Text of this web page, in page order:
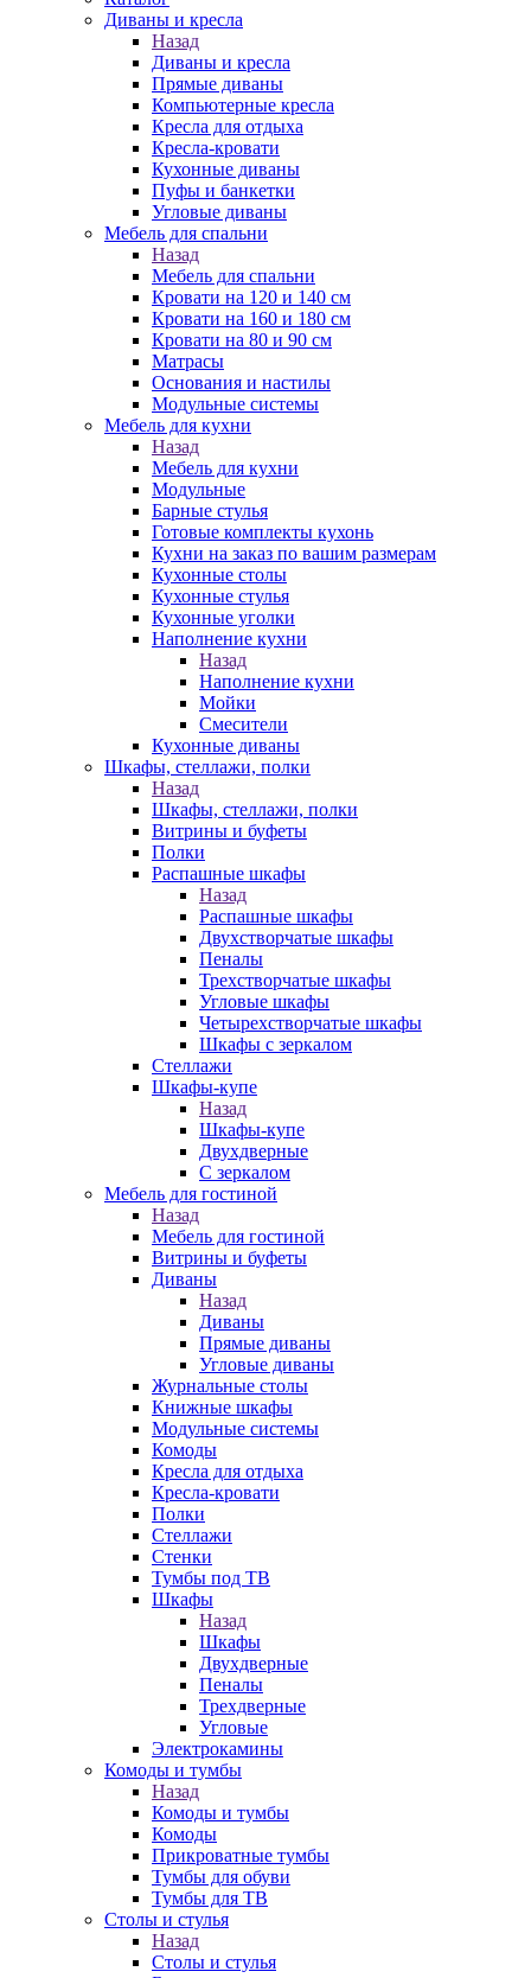
Диваны и кресла
Назад
Диваны и кресла
Прямые диваны
Компьютерные кресла
Кресла для отдыха
Кресла-кровати
Кухонные диваны
Пуфы и банкетки
Угловые диваны
Мебель для спальни
Назад
Мебель для спальни
Кровати на 120 и 140 см
Кровати на 160 и 180 см
Кровати на 80 и 90 см
Матрасы
Основания и настилы
Модульные системы
Мебель для кухни
Назад
Мебель для кухни
Модульные
Барные стулья
Готовые комплекты кухонь
Кухни на заказ по вашим размерам
Кухонные столы
Кухонные стулья
Кухонные уголки
Наполнение кухни
Назад
Наполнение кухни
Мойки
Смесители
Кухонные диваны
Шкафы, стеллажи, полки
Назад
Шкафы, стеллажи, полки
Витрины и буфеты
Полки
Распашные шкафы
Назад
Распашные шкафы
Двухстворчатые шкафы
Пеналы
Трехстворчатые шкафы
Угловые шкафы
Четырехстворчатые шкафы
Шкафы с зеркалом
Стеллажи
Шкафы-купе
Назад
Шкафы-купе
Двухдверные
С зеркалом
Мебель для гостиной
Назад
Мебель для гостиной
Витрины и буфеты
Диваны
Назад
Диваны
Прямые диваны
Угловые диваны
Журнальные столы
Книжные шкафы
Модульные системы
Комоды
Кресла для отдыха
Кресла-кровати
Полки
Стеллажи
Стенки
Тумбы под ТВ
Шкафы
Назад
Шкафы
Двухдверные
Пеналы
Трехдверные
Угловые
Электрокамины
Комоды и тумбы
Назад
Комоды и тумбы
Комоды
Прикроватные тумбы
Тумбы для обуви
Тумбы для ТВ
Столы и стулья
Назад
Столы и стулья